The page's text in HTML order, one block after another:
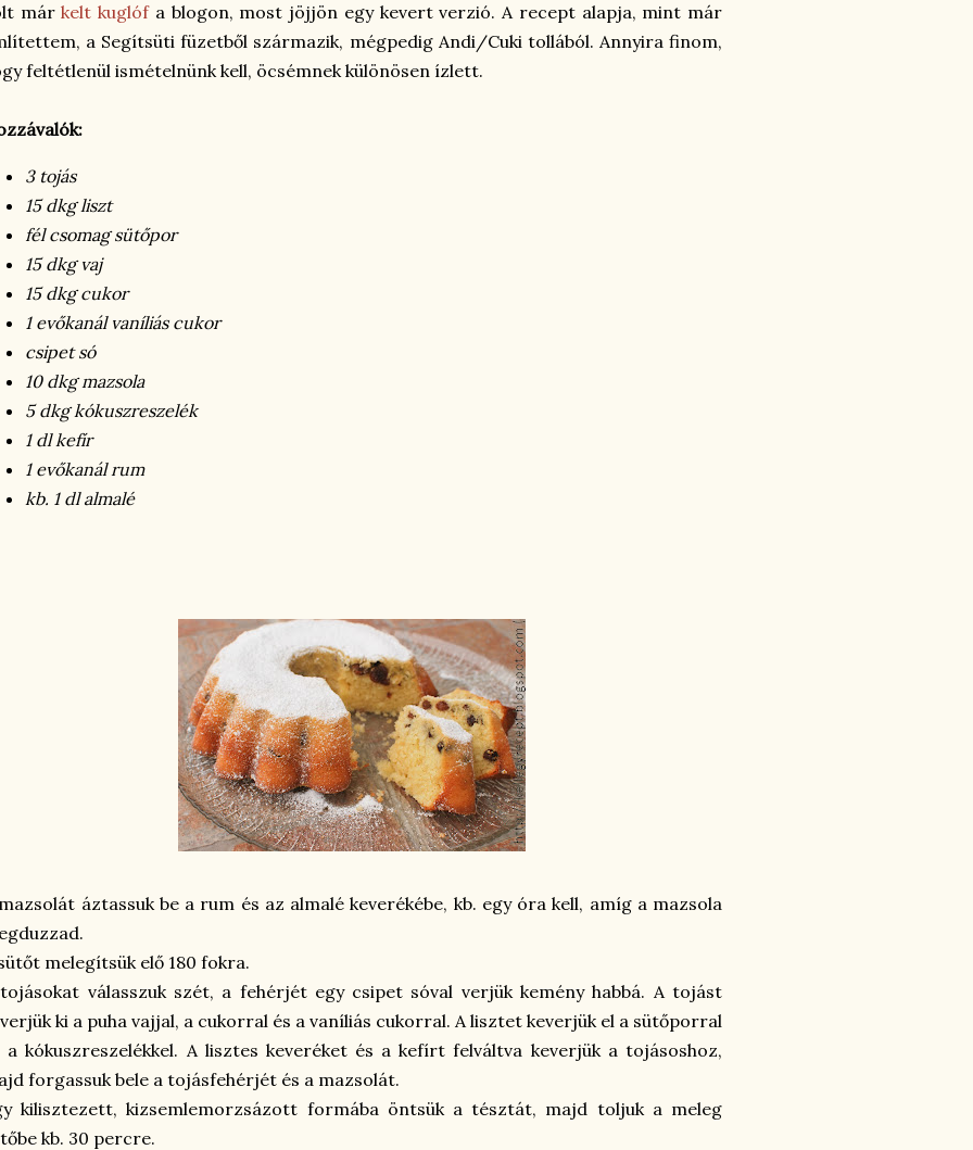
márkelt kuglófa blogon, most jöjjön egy kevert verzió. A recept alapja, mint már
a Segítsüti füzetből származik, mégpedig Andi/Cuki tollából. Annyira finom,
feltétlenül ismételnünk kell, öcsémnek különösen ízlett.
3 tojás
15 dkg liszt
fél csomag sütőpor
15 dkg vaj
15 dkg cukor
1 evőkanál vaníliás cukor
csipet só
10 dkg mazsola
5 dkg kókuszreszelék
1 dl kefír
1 evőkanál rum
kb. 1 dl almalé
áztassuk be a rum és az almalé keverékébe, kb. egy óra kell, amíg a mazsola
melegítsük elő 180 fokra.
válasszuk szét, a fehérjét egy csipet sóval verjük kemény habbá. A tojást
ki a puha vajjal, a cukorral és a vaníliás cukorral. A lisztet keverjük el a sütőporral
a kókuszreszelékkel. A lisztes keveréket és a kefírt felváltva keverjük a tojásoshoz,
forgassuk bele a tojásfehérjét és a mazsolát.
kilisztezett, kizsemlemorzsázott formába öntsük a tésztát, majd toljuk a meleg
kb. 30 percre.